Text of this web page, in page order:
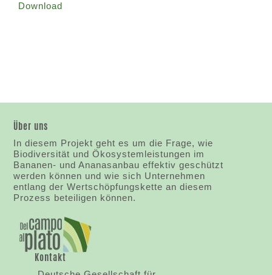
Download
Über uns
In diesem Projekt geht es um die Frage, wie
Biodiversität und Ökosystemleistungen im
Bananen- und Ananasanbau effektiv geschützt
werden können und wie sich Unternehmen
entlang der Wertschöpfungskette an diesem
Prozess beteiligen können.
Kontakt